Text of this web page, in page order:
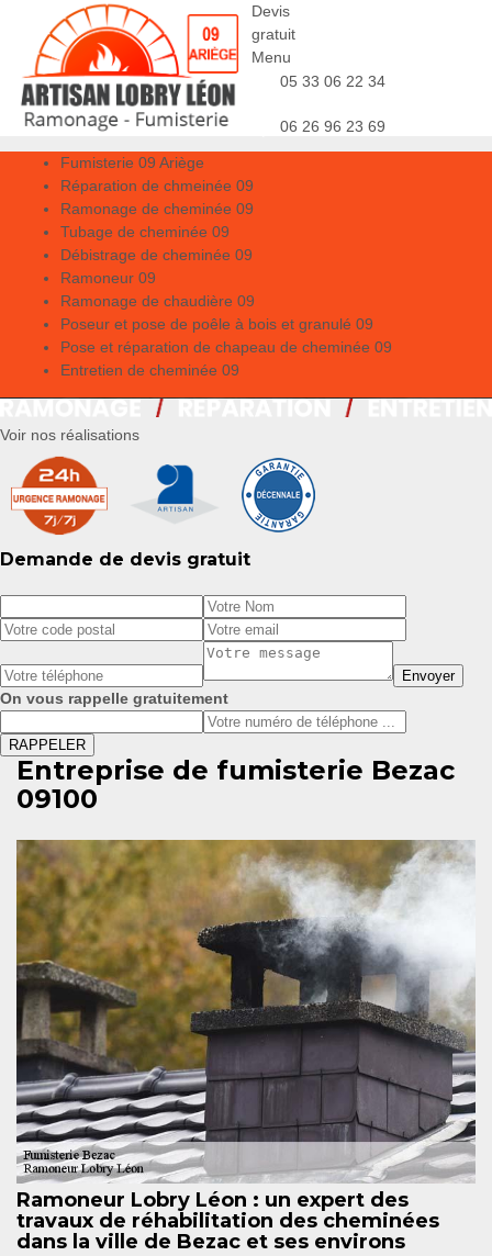
Devis
gratuit
Menu
05 33 06 22 34
06 26 96 23 69
Fumisterie 09 Ariège
Réparation de chmeinée 09
Ramonage de cheminée 09
Tubage de cheminée 09
Débistrage de cheminée 09
Ramoneur 09
Ramonage de chaudière 09
Poseur et pose de poêle à bois et granulé 09
Pose et réparation de chapeau de cheminée 09
Entretien de cheminée 09
Voir nos réalisations
Demande de devis gratuit
On vous rappelle gratuitement
Entreprise de fumisterie Bezac
09100
Ramoneur Lobry Léon : un expert des
travaux de réhabilitation des cheminées
dans la ville de Bezac et ses environs